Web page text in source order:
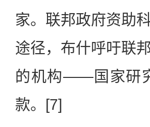
家。联邦政府资助
途径，布什呼吁联
的机构——国家研
款。[7]